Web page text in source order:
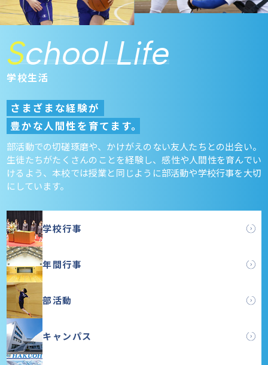
School Life
学校生活
さまざまな経験が
豊かな人間性を育てます。
部活動での切磋琢磨や、かけがえのない友人たちとの出会い。
生徒たちがたくさんのことを経験し、感性や人間性を育んでい
けるよう、本校では授業と同じように部活動や学校行事を大切
にしています。
学校行事
年間行事
部活動
キャンパス